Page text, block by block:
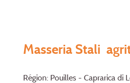
Masseria Stali
Région: Pouilles - Caprarica di